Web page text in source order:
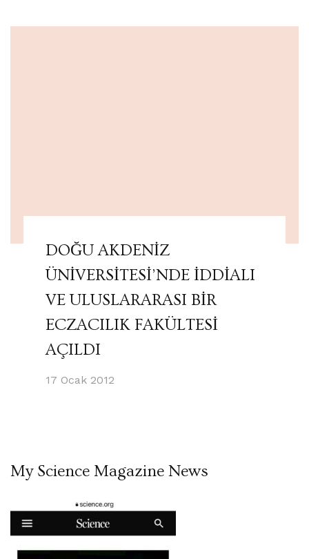
DOĞU AKDENİZ
ÜNİVERSİTESİ’NDE İDDİALI
VE ULUSLARARASI BİR
ECZACILIK FAKÜLTESİ
AÇILDI
17 Ocak 2012
My Science Magazine News